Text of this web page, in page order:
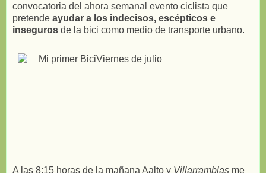
convocatoria del ahora semanal evento ciclista que
pretende ayudar a los indecisos, escépticos e
inseguros de la bici como medio de transporte urbano.
A las 8:15 horas de la mañana Aalto y Villarramblas me